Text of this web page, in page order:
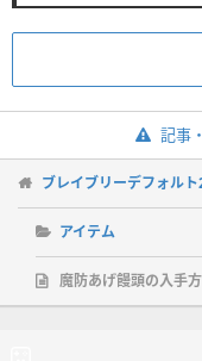
記事
ブレイブリーデフォル
アイテム
魔防あげ饅頭の入手